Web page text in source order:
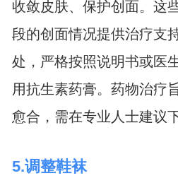
收敛皮肤、保护创面。这
段的创面情况提供治疗支
处，严格按照说明书或医
用抗生素药膏。药物治疗
愈合，需在专业人士建议
5.调整鞋袜